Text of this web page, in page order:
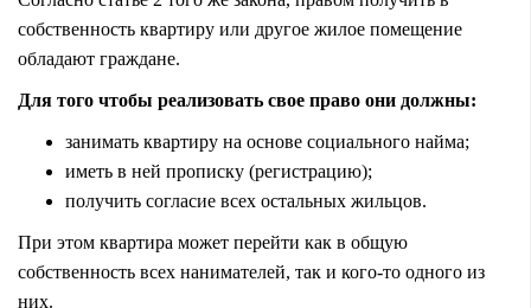
собственность квартиру или другое жилое помещение
обладают граждане.
Для того чтобы реализовать свое право они должны:
занимать квартиру на основе социального найма;
иметь в ней прописку (регистрацию);
получить согласие всех остальных жильцов.
При этом квартира может перейти как в общую
собственность всех нанимателей, так и кого-то одного из
них.